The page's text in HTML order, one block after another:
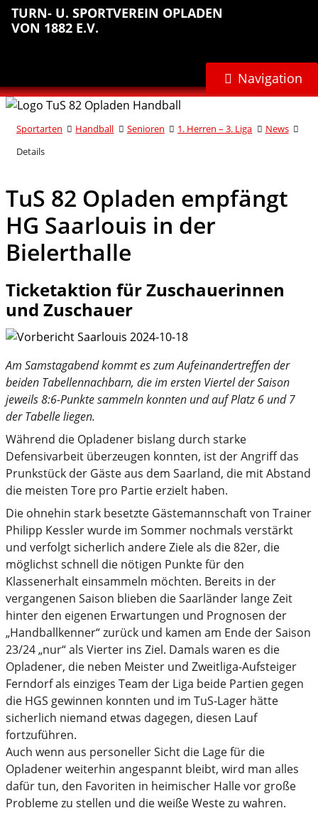
Sprungmarken
Inhalt
anspringen
Hauptnavigation
anspringen
Abteilungsnavigation
anspringen
Fußbereich
anspringen
TURN- U. SPORTVEREIN OPLADEN
VON 1882 E.V.
Navigation
Sportarten Handball Senioren 1. Herren – 3. Liga
News
Details
TuS 82 Opladen empfängt
HG Saarlouis in der
Bielerthalle
Ticketaktion für Zuschauerinnen
und Zuschauer
Am Samstagabend kommt es zum Aufeinandertreffen der
beiden Tabellennachbarn, die im ersten Viertel der Saison
jeweils 8:6-Punkte sammeln konnten und auf Platz 6 und 7
der Tabelle liegen.
Während die Opladener bislang durch starke
Defensivarbeit überzeugen konnten, ist der Angriff das
Prunkstück der Gäste aus dem Saarland, die mit Abstand
die meisten Tore pro Partie erzielt haben.
Die ohnehin stark besetzte Gästemannschaft von Trainer
Philipp Kessler wurde im Sommer nochmals verstärkt
und verfolgt sicherlich andere Ziele als die 82er, die
möglichst schnell die nötigen Punkte für den
Klassenerhalt einsammeln möchten. Bereits in der
vergangenen Saison blieben die Saarländer lange Zeit
hinter den eigenen Erwartungen und Prognosen der
„Handballkenner“ zurück und kamen am Ende der Saison
23/24 „nur“ als Vierter ins Ziel. Damals waren es die
Opladener, die neben Meister und Zweitliga-Aufsteiger
Ferndorf als einziges Team der Liga beide Partien gegen
die HGS gewinnen konnten und im TuS-Lager hätte
sicherlich niemand etwas dagegen, diesen Lauf
fortzuführen.
Auch wenn aus personeller Sicht die Lage für die
Opladener weiterhin angespannt bleibt, wird man alles
dafür tun, den Favoriten in heimischer Halle vor große
Probleme zu stellen und die weiße Weste zu wahren.